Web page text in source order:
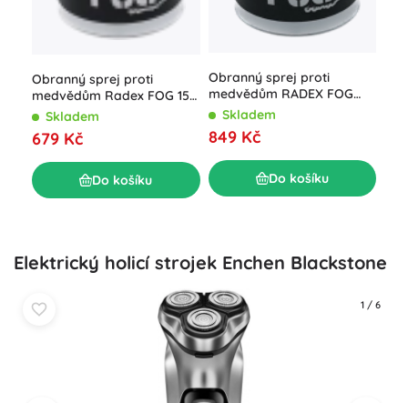
Obranný sprej proti
medvědům Radex FOG 150
mlSkladem
679 Kč
Do košíku
Obranný sprej proti
medvědům RADEX FOG
250 ml
Skladem
849 Kč
Do košíku
Elektrický holicí strojek Enchen Blackstone
1 / 6